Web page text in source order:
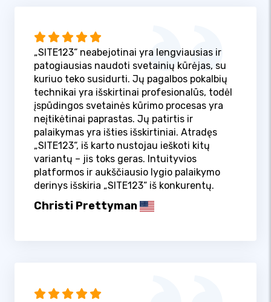
„SITE123“ neabejotinai yra lengviausias ir
patogiausias naudoti svetainių kūrėjas, su
kuriuo teko susidurti. Jų pagalbos pokalbių
technikai yra išskirtinai profesionalūs, todėl
įspūdingos svetainės kūrimo procesas yra
neįtikėtinai paprastas. Jų patirtis ir
palaikymas yra išties išskirtiniai. Atradęs
„SITE123“, iš karto nustojau ieškoti kitų
variantų – jis toks geras. Intuityvios
platformos ir aukščiausio lygio palaikymo
derinys išskiria „SITE123“ iš konkurentų.
Christi Prettyman